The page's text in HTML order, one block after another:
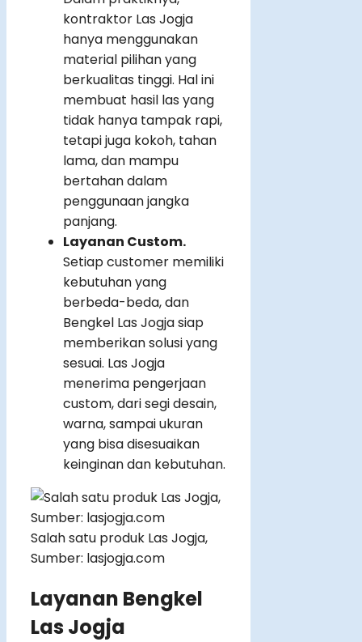
kontraktor Las Jogja
hanya menggunakan
material pilihan yang
berkualitas tinggi. Hal ini
membuat hasil las yang
tidak hanya tampak rapi,
tetapi juga kokoh, tahan
lama, dan mampu
bertahan dalam
penggunaan jangka
panjang.
Layanan Custom.
Setiap customer memiliki
kebutuhan yang
berbeda-beda, dan
Bengkel Las Jogja siap
memberikan solusi yang
sesuai. Las Jogja
menerima pengerjaan
custom, dari segi desain,
warna, sampai ukuran
yang bisa disesuaikan
keinginan dan kebutuhan.
Salah satu produk Las Jogja,
Sumber: lasjogja.com
Layanan Bengkel
Las Jogja